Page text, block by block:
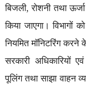
बिजली, रोशनी तथा
किया जाएगा। विभागों
नियमित मॉनिटरिंग करने
सरकारी अधिकारियों
पूलिंग तथा साझा वाहन